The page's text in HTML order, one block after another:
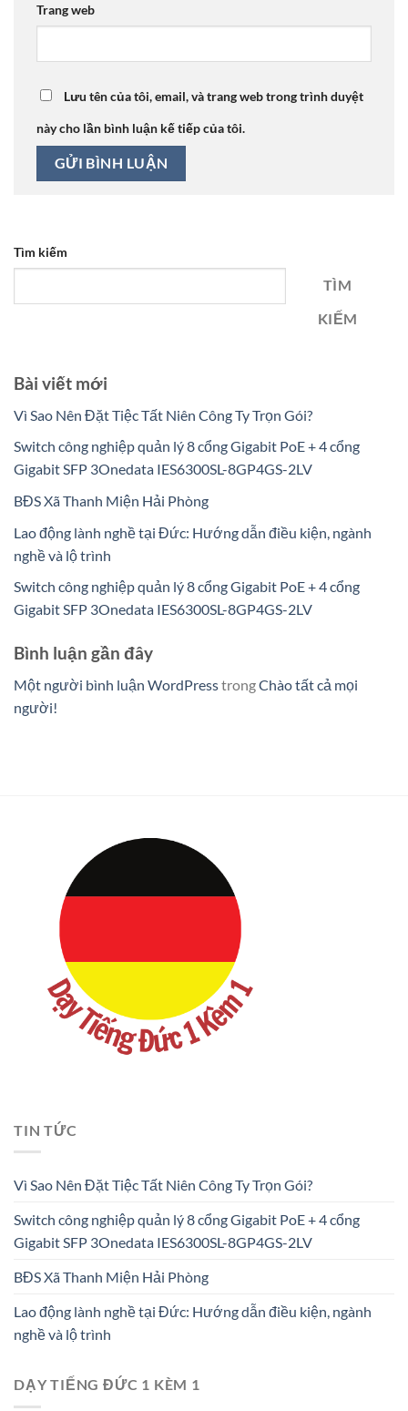
Trang web
Lưu tên của tôi, email, và trang web trong trình duyệt
này cho lần bình luận kế tiếp của tôi.
Tìm kiếm
TÌM
KIẾM
Bài viết mới
Vì Sao Nên Đặt Tiệc Tất Niên Công Ty Trọn Gói?
Switch công nghiệp quản lý 8 cổng Gigabit PoE + 4 cổng
Gigabit SFP 3Onedata IES6300SL-8GP4GS-2LV
BĐS Xã Thanh Miện Hải Phòng
Lao động lành nghề tại Đức: Hướng dẫn điều kiện, ngành
nghề và lộ trình
Switch công nghiệp quản lý 8 cổng Gigabit PoE + 4 cổng
Gigabit SFP 3Onedata IES6300SL-8GP4GS-2LV
Bình luận gần đây
Một người bình luận WordPresstrongChào tất cả mọi
người!
TIN TỨC
Vì Sao Nên Đặt Tiệc Tất Niên Công Ty Trọn Gói?
Switch công nghiệp quản lý 8 cổng Gigabit PoE + 4 cổng
Gigabit SFP 3Onedata IES6300SL-8GP4GS-2LV
BĐS Xã Thanh Miện Hải Phòng
Lao động lành nghề tại Đức: Hướng dẫn điều kiện, ngành
nghề và lộ trình
DẠY TIẾNG ĐỨC 1 KÈM 1